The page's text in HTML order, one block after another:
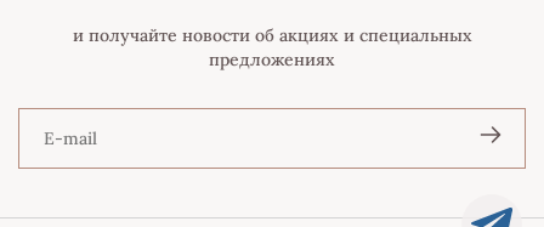
и получайте новости об акциях и специальных
предложениях